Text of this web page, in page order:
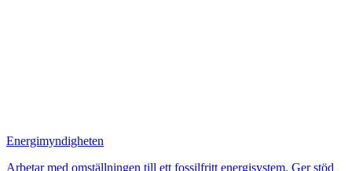
Energimyndigheten
Arbetar med omställningen till ett fossilfritt energisystem. Ger stöd